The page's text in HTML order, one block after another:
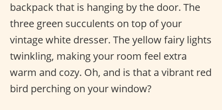
backpack that is hanging by the door. The
three green succulents on top of your
vintage white dresser. The yellow fairy lights
twinkling, making your room feel extra
warm and cozy. Oh, and is that a vibrant red
bird perching on your window?